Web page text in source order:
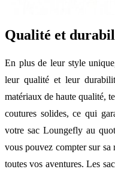
Qualité et
En plus de leur style
leur qualité et leur
matériaux de haute qualité,
coutures solides, ce qui
votre sac Loungefly au
vous pouvez compter sur sa
toutes vos aventures. Les